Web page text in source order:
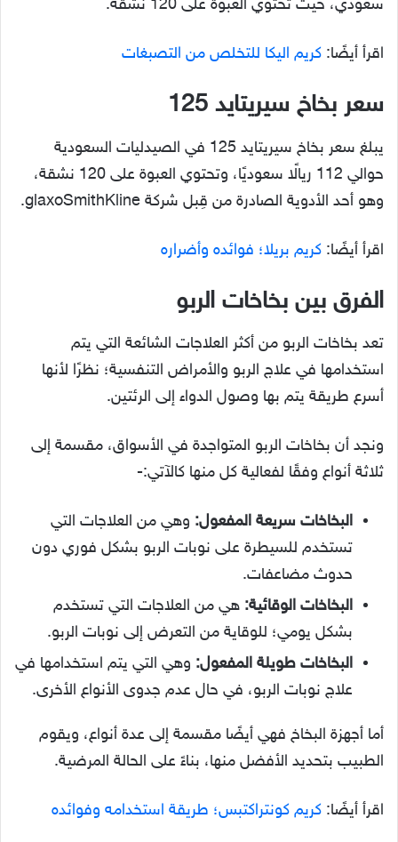
سعودي، حيث تحتوي العبوة على 120 نشقة.
اقرأ أيضًا: كريم اليكا للتخلص من التصبغات
سعر بخاخ سيريتايد 125
يبلغ سعر بخاخ سيريتايد 125 في الصيدليات السعودية
حوالي 112 ريالًا سعوديًا، وتحتوي العبوة على 120 نشقة،
وهو أحد الأدوية الصادرة من قِبل شركة glaxoSmithKline.
اقرأ أيضًا: كريم بريلا؛ فوائده وأضراره
الفرق بين بخاخات الربو
تعد بخاخات الربو من أكثر العلاجات الشائعة التي يتم
استخدامها في علاج الربو والأمراض التنفسية؛ نظرًا لأنها
أسرع طريقة يتم بها وصول الدواء إلى الرئتين.
ونجد أن بخاخات الربو المتواجدة في الأسواق، مقسمة إلى
ثلاثة أنواع وفقًا لفعالية كل منها كالآتي:-
البخاخات سريعة المفعول: وهي من العلاجات التي
تستخدم للسيطرة على نوبات الربو بشكل فوري دون
حدوث مضاعفات.
البخاخات الوقائية: هي من العلاجات التي تستخدم
بشكل يومي؛ للوقاية من التعرض إلى نوبات الربو.
البخاخات طويلة المفعول: وهي التي يتم استخدامها في
علاج نوبات الربو، في حال عدم جدوى الأنواع الأخرى.
أما أجهزة البخاخ فهي أيضًا مقسمة إلى عدة أنواع، ويقوم
الطبيب بتحديد الأفضل منها، بناءً على الحالة المرضية.
اقرأ أيضًا: كريم كونتراكتبس؛ طريقة استخدامه وفوائده